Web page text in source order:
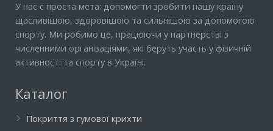
У нас є проста мета: допомогти зробити нашу країну
щасливішою, здоровішою та сильнішою за допомогою
спорту. Ми робимо це, працюючи у партнерстві з
численними організаціями, які беруть участь у фізичній
активності та спорту в Україні.
Каталог
Покриття з гумової крихти